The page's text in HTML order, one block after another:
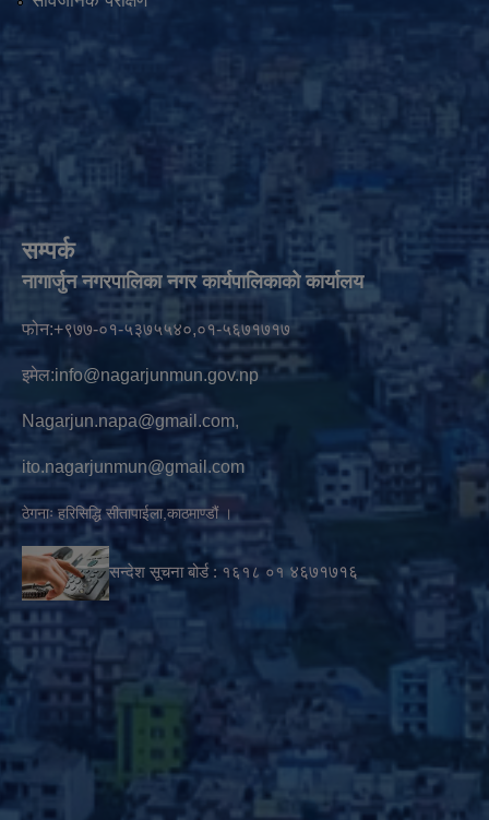
सम्पर्क
नागार्जुन नगरपालिका नगर कार्यपालिकाको कार्यालय
फोन:+९७७-०१-५३७५५४०,०१-५६७१७१७
इमेल:info@nagarjunmun.gov.np
Nagarjun.napa@gmail.com,
ito.nagarjunmun@gmail.com
ठेगनाः हरिसिद्धि सीतापाईला,काठमाण्डौं ।
सन्देश सूचना बोर्ड : १६१८ ०१ ४६७१७१६